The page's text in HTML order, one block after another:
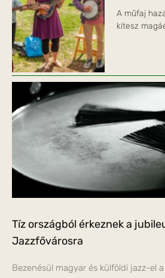
A műfaj
kitesz
Tíz országból érkeznek a
Jazzfővárosra
Bezenésül magyar és külföldi jazz-el